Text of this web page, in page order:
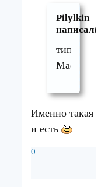
Pilylkin
типа
Maestro
Именно такая
и есть
0